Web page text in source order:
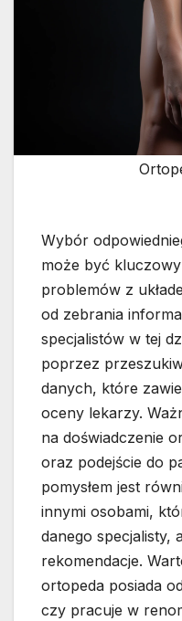
Wybór
może być
problemów z
od zebrania
specjalistów w tej
poprzez
danych, które
oceny lekarzy.
na doświadczenie
oraz podejście do
pomysłem jest
innymi osobami,
danego specjalisty,
rekomendacje.
ortopeda posiada
czy pracuje w